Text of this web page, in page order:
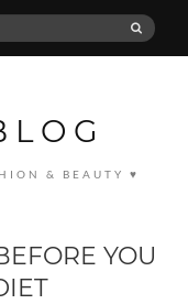
L O G
& BEAUTY ♥
YOU